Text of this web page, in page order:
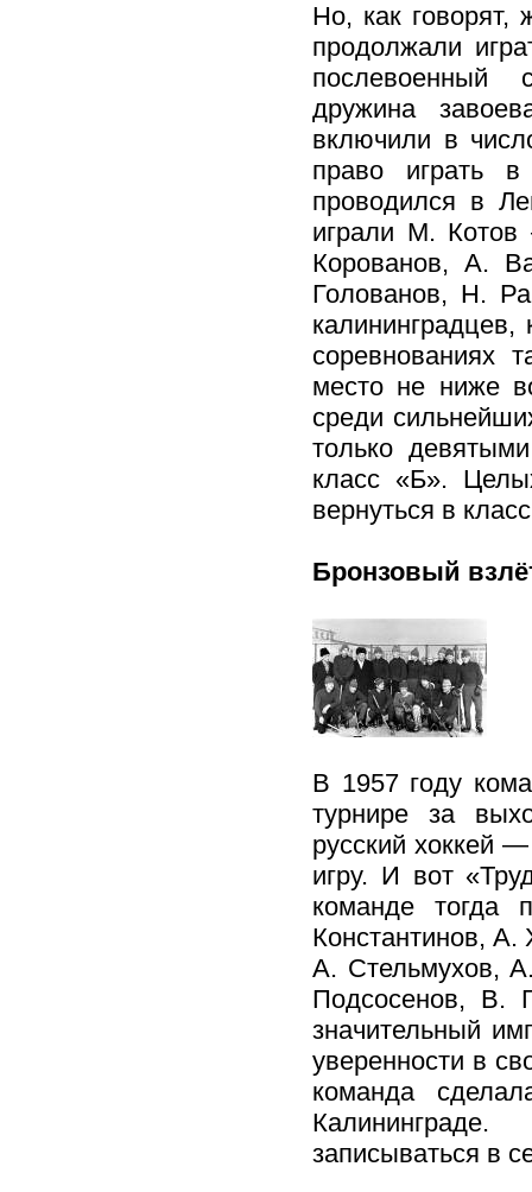
Но, как говорят,
продолжали
послевоенный
дружина
включили в
право играть
проводился в
играли М.
Корованов, А.
Голованов, Н.
соревнованиях
место не ниже
среди
только
класс «Б».
вернуться в
Бронзовый
В 1957 году
турнире за
русский хоккей
игру. И вот
команде тогда
Константинов,
А. Стельмухов,
Подсосенов, В.
значительный
уверенности в
команда
записываться в